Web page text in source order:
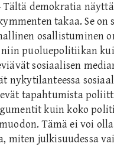
Tältä demokratia
takaa. Se on
osallistuminen
puoluepolitiikan
sosiaalisen
nykytilanteessa
tapahtumista
kuin koko
Tämä ei voi
miten julkisuudessa